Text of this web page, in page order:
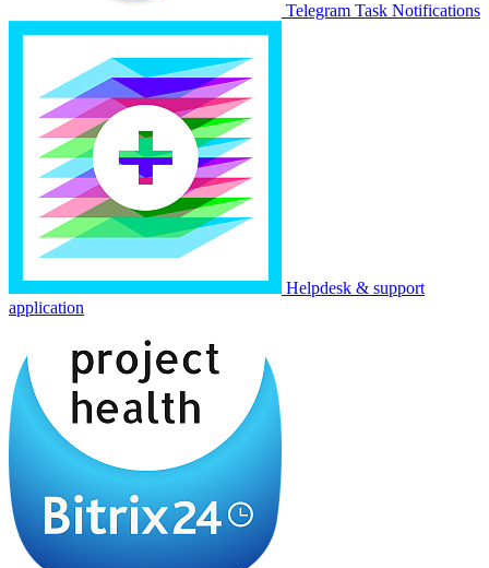
Telegram Task Notifications
Helpdesk & support
application